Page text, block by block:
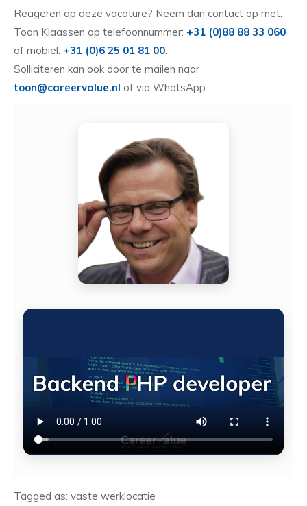
Reageren op deze vacature? Neem dan contact op met:
Toon Klaassen op telefoonnummer: +31 (0)88 88 33 060
of mobiel: +31 (0)6 25 01 81 00
Solliciteren kan ook door te mailen naar
toon@careervalue.nl of via WhatsApp.
Tagged as: vaste werklocatie